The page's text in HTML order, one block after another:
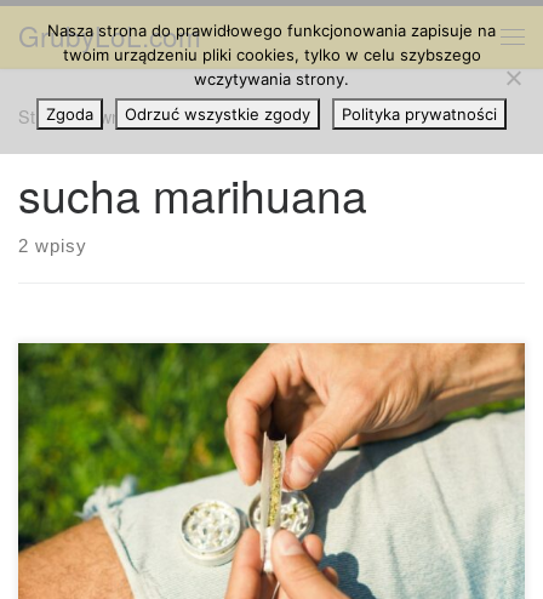
Przejdź do treści
GrubyLoL.com
Strona główna » sucha marihuana
sucha marihuana
2 wpisy
Co możesz zrobić jeśli twoje zioło wyschło? Stara
marihuana może naprawdę mocno wyschnąć. Kiedy tak się
stanie, twoje zioło może mieć nieprzyjemny smak i być
nieprzyjemne w paleniu. Więc co możesz zrobić? Możesz
nawodnić wysuszone zioło, używając świeżego zioła,
opakowania nawilżającego lub skórki cytrusów. 1. Świeża
marihuana Umieść wysuszone zioło […]
Nasza strona do prawidłowego funkcjonowania zapisuje na
twoim urządzeniu pliki cookies, tylko w celu szybszego
wczytywania strony.
Zgoda
Odrzuć wszystkie zgody Polityka prywatności